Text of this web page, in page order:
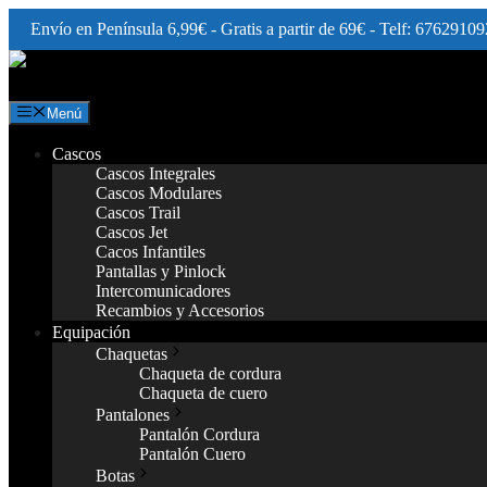
Envío en Península 6,99€ - Gratis a partir de 69€ - Telf:
Saltar
contenido
Menú
Cascos
Cascos Integrales
Cascos Modulares
Cascos Trail
Cascos Jet
Cacos Infantiles
Pantallas y Pinlock
Intercomunicadores
Recambios y Accesorios
Equipación
Chaquetas
Chaqueta de cordura
Chaqueta de cuero
Pantalones
Pantalón Cordura
Pantalón Cuero
Botas